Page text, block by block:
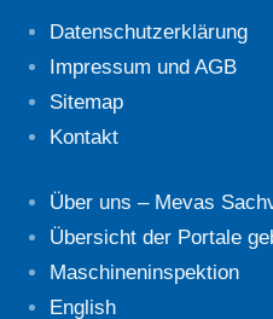
Datenschutzerklärung
Impressum und AGB
Sitemap
Kontakt
Über uns – Mevas
Übersicht der Portale
Maschineninspektion
English